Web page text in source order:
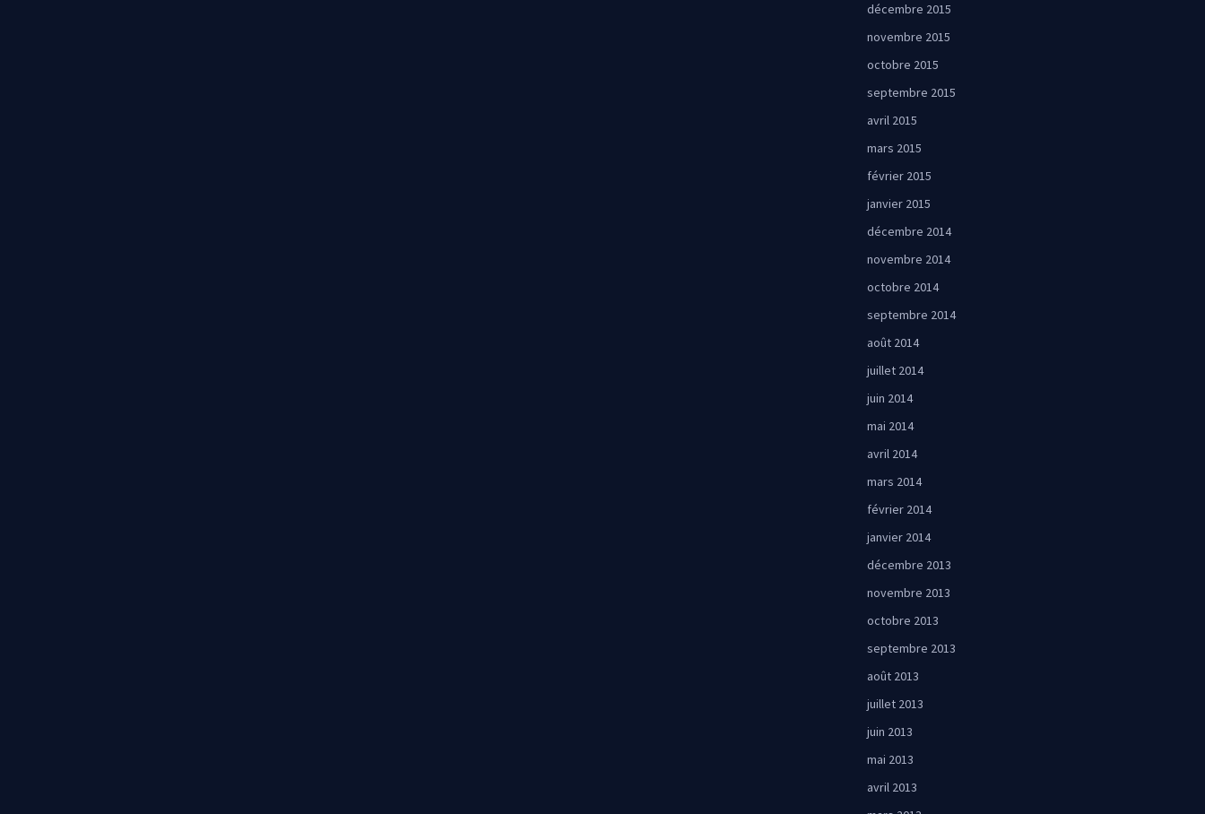
décembre 2015
novembre 2015
octobre 2015
septembre 2015
avril 2015
mars 2015
février 2015
janvier 2015
décembre 2014
novembre 2014
octobre 2014
septembre 2014
août 2014
juillet 2014
juin 2014
mai 2014
avril 2014
mars 2014
février 2014
janvier 2014
décembre 2013
novembre 2013
octobre 2013
septembre 2013
août 2013
juillet 2013
juin 2013
mai 2013
avril 2013